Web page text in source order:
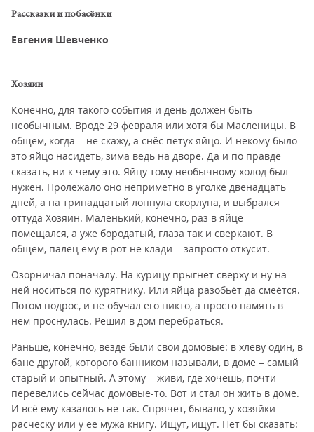
Рассказки и побасёнки
Евгения Шевченко
Хозяин
Конечно, для такого события и день должен быть
необычным. Вроде 29 февраля или хотя бы Масленицы. В
общем, когда – не скажу, а снёс петух яйцо. И некому было
это яйцо насидеть, зима ведь на дворе. Да и по правде
сказать, ни к чему это. Яйцу тому необычному холод был
нужен. Пролежало оно неприметно в уголке двенадцать
дней, а на тринадцатый лопнула скорлупа, и выбрался
оттуда Хозяин. Маленький, конечно, раз в яйце
помещался, а уже бородатый, глаза так и сверкают. В
общем, палец ему в рот не клади – запросто откусит.
Озорничал поначалу. На курицу прыгнет сверху и ну на
ней носиться по курятнику. Или яйца разобьёт да смеётся.
Потом подрос, и не обучал его никто, а просто память в
нём проснулась. Решил в дом перебраться.
Раньше, конечно, везде были свои домовые: в хлеву один, в
бане другой, которого банником называли, в доме – самый
старый и опытный. А этому – живи, где хочешь, почти
перевелись сейчас домовые-то. Вот и стал он жить в доме.
И всё ему казалось не так. Спрячет, бывало, у хозяйки
расчёску или у её мужа книгу. Ищут, ищут. Нет бы сказать: